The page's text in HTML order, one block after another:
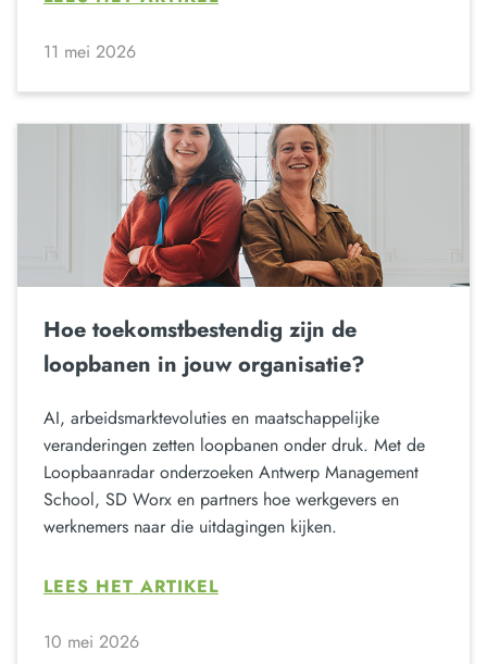
11 mei 2026
Hoe toekomstbestendig zijn de
loopbanen in jouw organisatie?
AI, arbeidsmarktevoluties en maatschappelijke
veranderingen zetten loopbanen onder druk. Met de
Loopbaanradar onderzoeken Antwerp Management
School, SD Worx en partners hoe werkgevers en
werknemers naar die uitdagingen kijken.
LEES HET ARTIKEL
10 mei 2026